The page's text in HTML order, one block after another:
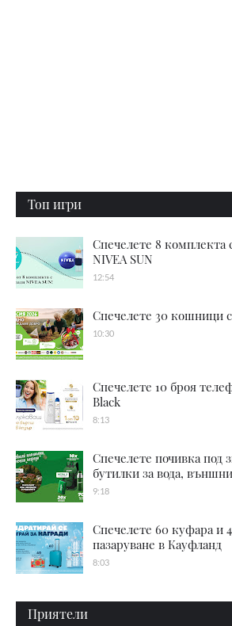
Топ игри
Спечелете 8 комплекта
NIVEA SUN
12:54
Спечелете 30 кошници
10:30
Спечелете 10 броя
Black
8:13
Спечелете почивка под
бутилки за вода,
9:18
Спечелете 60 куфара и
пазаруване в Кауфланд
8:03
Приятели